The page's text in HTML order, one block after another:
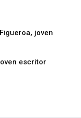
joven
escritor